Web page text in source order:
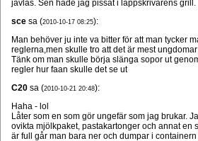
jävlas. Sen hade jag pissat i lappskrivarens grill.
sce sa (2010-10-17 08:25):
Man behöver ju inte va bitter för att man tycker
reglerna,men skulle tro att det är mest
Tänk om man skulle börja slänga sopor ut
regler hur faan skulle det se ut
C20 sa (2010-10-21 20:48):
Haha - lol
Låter som en som gör ungefär som jag brukar.
ovikta mjölkpaket, pastakartonger och annat en
är full går man bara ner och dumpar i